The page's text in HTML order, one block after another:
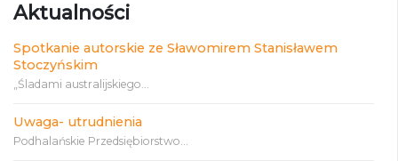
Aktualności
Spotkanie autorskie ze Sławomirem Stanisławem
Stoczyńskim
„Śladami australijskiego...
Uwaga- utrudnienia
Podhalańskie Przedsiębiorstwo...